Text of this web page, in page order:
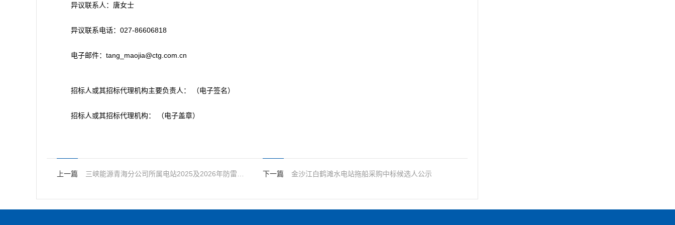
异议联系人：唐女士
异议联系电话：027-86606818
电子邮件：tang_maojia@ctg.com.cn
招标人或其招标代理机构主要负责人： （电子签名）
招标人或其招标代理机构： （电子盖章）
上一篇 下一篇 金沙江白鹤滩水电站拖船采购中标候选人公示